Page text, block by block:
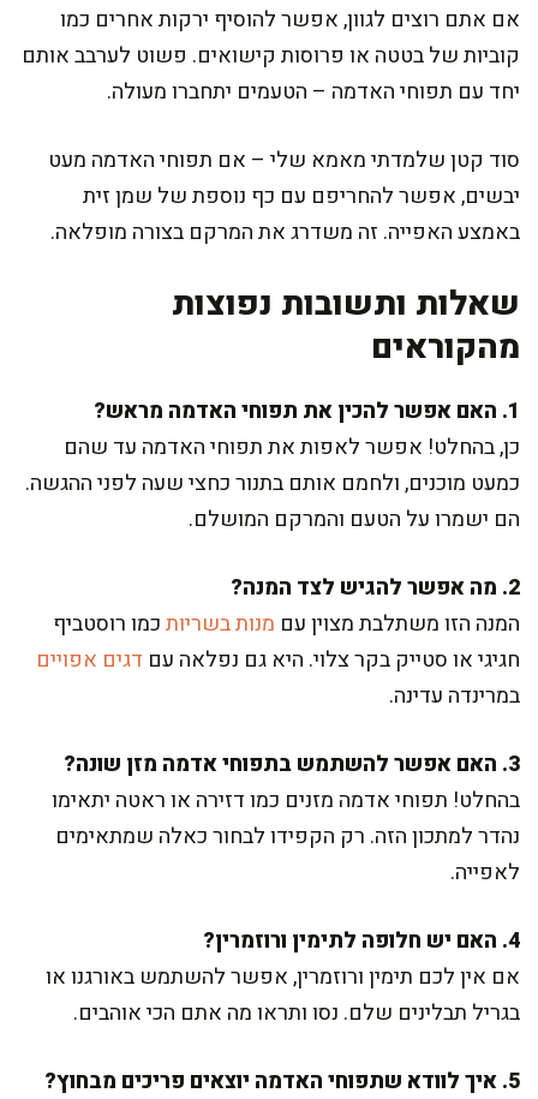
אם אתם רוצים לגוון, אפשר להוסיף ירקות אחרים כמו
קוביות של בטטה או פרוסות קישואים. פשוט לערבב אותם
יחד עם תפוחי האדמה – הטעמים יתחברו מעולה.
סוד קטן שלמדתי מאמא שלי – אם תפוחי האדמה מעט
יבשים, אפשר להחריפם עם כף נוספת של שמן זית
באמצע האפייה. זה משדרג את המרקם בצורה מופלאה.
שאלות ותשובות נפוצות
מהקוראים
1. האם אפשר להכין את תפוחי האדמה מראש?
כן, בהחלט! אפשר לאפות את תפוחי האדמה עד שהם
כמעט מוכנים, ולחמם אותם בתנור כחצי שעה לפני ההגשה.
הם ישמרו על הטעם והמרקם המושלם.
2. מה אפשר להגיש לצד המנה?
המנה הזו משתלבת מצוין עם מנות בשריותכמו רוסטביף
חגיגי או סטייק בקר צלוי. היא גם נפלאה עם דגים אפויים
במרינדה עדינה.
3. האם אפשר להשתמש בתפוחי אדמה מזן שונה?
בהחלט! תפוחי אדמה מזנים כמו דזירה או ראטה יתאימו
נהדר למתכון הזה. רק הקפידו לבחור כאלה שמתאימים
לאפייה.
4. האם יש חלופה לתימין ורוזמרין?
אם אין לכם תימין ורוזמרין, אפשר להשתמש באורגנו או
בגריל תבלינים שלם. נסו ותראו מה אתם הכי אוהבים.
5. איך לוודא שתפוחי האדמה יוצאים פריכים מבחוץ?